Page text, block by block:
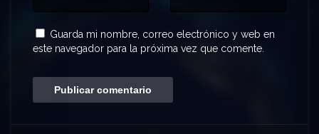
Guarda mi nombre, correo electrónico y web en
este navegador para la próxima vez que comente.